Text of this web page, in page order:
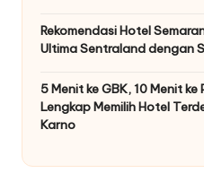
Rekomendasi Hotel
Ultima Sentraland dengan
5 Menit ke GBK, 10 Menit
Lengkap Memilih Hotel
Karno